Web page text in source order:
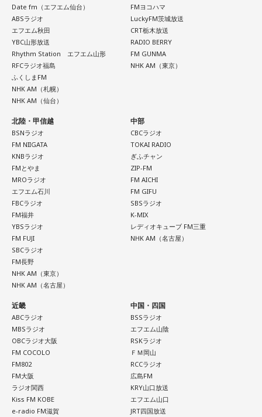
三輪田：こちらこそ、ありがとうございました。
――都心のど真ん中の歴史ある芝大神宮はいかがでしたか？
小林：こんな場所にこんな神社があるなんて知らなかったで
す。お恥ずかしい限りです。増上寺の方とか、東京タワーの
方は来たことありますけど、大門から東京タワーの間にこん
なものがあったとは！
寺内：オフィスビルも立ち並んでいて、飲食店も多いから、
境内で焼き肉の良い匂いがしたよね(笑)。
小林：どこだろうね（笑）。それはともかく強運御守です
よ！ 僕らは、受験生の応援のために来ましたけど、強運御
守だけの取材はお断りらしいですよ！
寺内：人気すぎるから取材なんかされて、殺到しすぎたら困
るんだろうね(笑)。
小林：受験生には、かっこいい黒いやつあったね。
寺内：立志勝運御守ね。ここらは大学も多いから、そこを目
指す人はオープンキャンパス帰りに来てもいいよね。
#アンナミラクル でつぶやく
miracle!!
BAYFM 午前中のワイドプログラム。月～木朝9時から！
毎日にシゲキとイロドリを！ANNAがキラキラの音楽と
おしゃべりをお届けしています。
毎週月～木曜日9:00～11:59
DJ：ANNA
mail:
anna@bayfm.co.jp
X:＠BAYFM_miracle ／#アンナミラクル
月曜の放送を聴く
火曜の放送を聴く
水曜の放送を聴く
木曜の放送を聴く
＜8月13日(木)のTOPICS＞
開催目前！今年25周年＆3日間開催〜サマソニの見どころを
チェックする 「サマーソニック・ガイド2026」。
木曜はTokyo Day-3（8月16日（日））のラインナップに注
目！
INTER X-PRESS
こだわりの選曲でお届けする洋楽専門プログラム。
ジャンル別日替わりメニューの「Daily Mix」や、テー
マに沿った選曲コーナー「Between The Lines」。
好評「8時のクイズ」や 新作特集「Today’s Pick Up」
など内容盛りだくさん！
毎週月～木曜日19:00～20:39
DJ：門脇知子
mail:
ixp@bayfm.co.jp
X: @BAYFMixp #bayfmixp
月曜の放送をradikoで聴く
火曜の放送をradikoで聴く
Date fm（エフエム仙台）
ABSラジオ
エフエム秋田
YBC山形放送
Rhythm Station エフエム山形
RFCラジオ福島
ふくしまFM
NHK AM（札幌）
NHK AM（仙台）
FMヨコハマ
LuckyFM茨城放送
CRT栃木放送
RADIO BERRY
FM GUNMA
NHK AM（東京）
北陸・甲信越
BSNラジオ
FM NIIGATA
KNBラジオ
FMとやま
MROラジオ
エフエム石川
FBCラジオ
FM福井
YBSラジオ
FM FUJI
SBCラジオ
FM長野
NHK AM（東京）
NHK AM（名古屋）
中部
CBCラジオ
TOKAI RADIO
ぎふチャン
ZIP-FM
FM AICHI
FM GIFU
SBSラジオ
K-MIX
レディオキューブ FM三重
NHK AM（名古屋）
近畿
ABCラジオ
MBSラジオ
OBCラジオ大阪
FM COCOLO
FM802
FM大阪
ラジオ関西
Kiss FM KOBE
e-radio FM滋賀
中国・四国
BSSラジオ
エフエム山陰
RSKラジオ
ＦＭ岡山
RCCラジオ
広島FM
KRY山口放送
エフエム山口
JRT四国放送